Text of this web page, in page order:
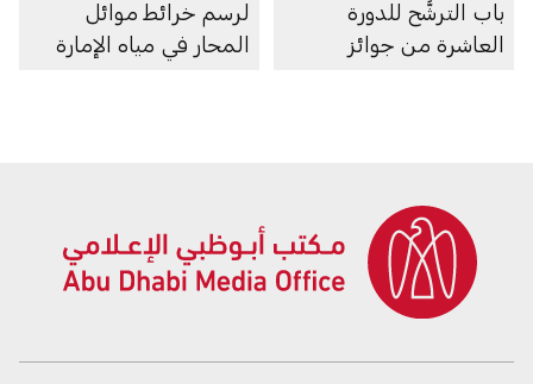
باب الترشُّح للدورة
العاشرة من جوائز
لرسم خرائط موائل
المحار في مياه الإمارة